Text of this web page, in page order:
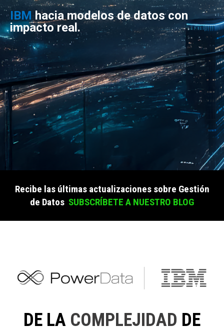
IBM hacia modelos de datos con
impacto real.
Recibe las últimas actualizaciones sobre Gestión
de Datos SUBSCRÍBETE A NUESTRO BLOG
DE LA COMPLEJIDAD DE